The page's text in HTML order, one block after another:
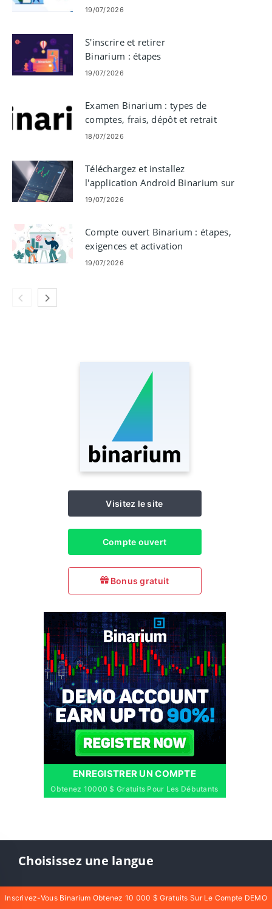
19/07/2026
S'inscrire et retirer
Binarium : étapes
d'enregistrement et de retrait de
19/07/2026
Examen Binarium : types de
comptes, frais, dépôt et retrait
18/07/2026
Téléchargez et installez
l'application Android Binarium sur
votre téléphone mobile
19/07/2026
Compte ouvert Binarium : étapes,
exigences et activation
19/07/2026
Visitez le site
Compte ouvert
Bonus gratuit
ENREGISTRER UN COMPTE
Obtenez 10000 $ Gratuits Pour Les Débutants
Choisissez une langue
English العربيّة
Inscrivez-Vous Binarium Obtenez 10 000 $ Gratuits Sur Le Compte DEMO